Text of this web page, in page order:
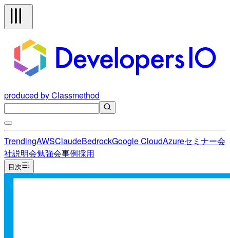
produced by Classmethod
TrendingAWSClaudeBedrockGoogle CloudAzureセミナー会
社説明会勉強会事例採用
目次